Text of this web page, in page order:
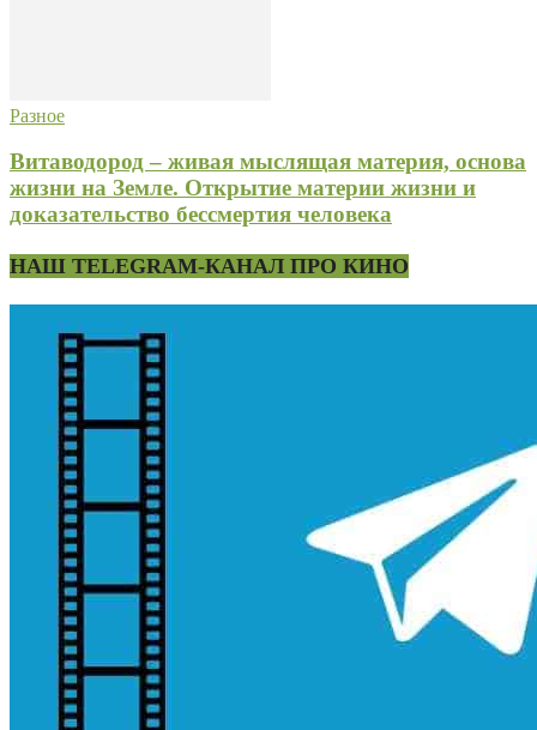
Разное
Витаводород – живая мыслящая материя, основа
жизни на Земле. Открытие материи жизни и
доказательство бессмертия человека
НАШ TELEGRAM-КАНАЛ ПРО КИНО